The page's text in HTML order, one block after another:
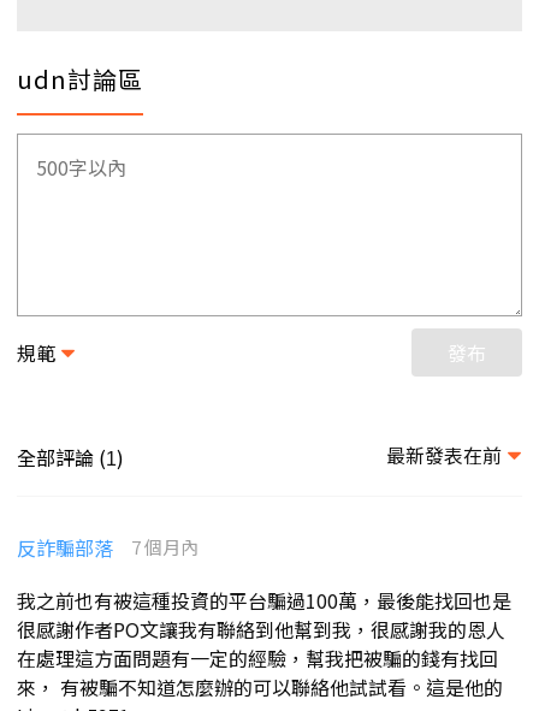
udn討論區
規範 發布
全部評論 (1) 最新發表在前
反詐騙部落 7 個月內
我之前也有被這種投資的平台騙過100萬，最後能找回也是
很感謝作者PO文讓我有聯絡到他幫到我，很感謝我的恩人
在處理這方面問題有一定的經驗，幫我把被騙的錢有找回
來， 有被騙不知道怎麼辦的可以聯絡他試試看。這是他的